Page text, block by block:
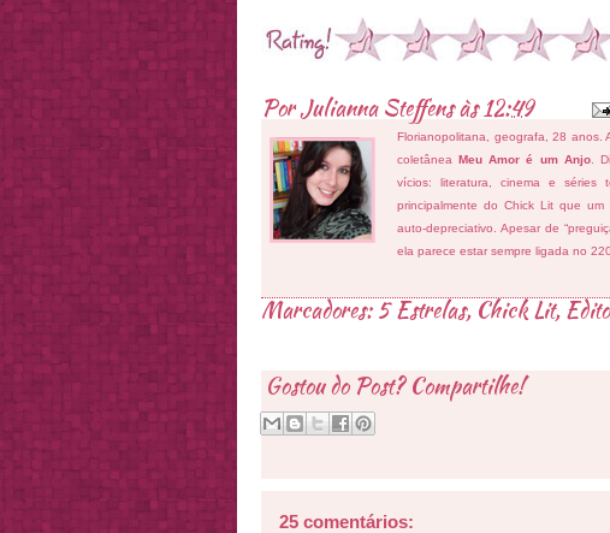
PorJulianna Steffensàs12:49
Florianopolitana, geografa, 28 anos.
coletâneaMeu Amor é um Anjo.
vícios: literatura, cinema e séries
principalmente do Chick Lit que
auto-depreciativo. Apesar de
ela parece estar sempre ligada no
Marcadores:5 Estrelas, Chick Lit,
Gostou do Post? Compartilhe!
25 comentários: